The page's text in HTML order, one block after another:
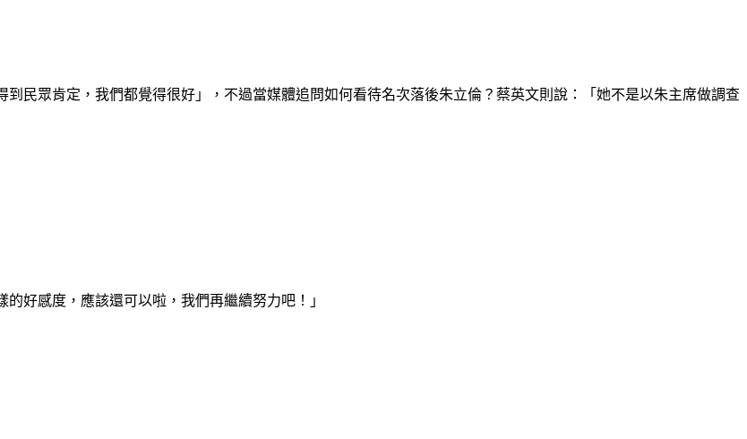
民眾肯定，我們都覺得很好」，不過當媒體追問如何看待名次落後朱立倫？蔡英文則說：「她不是以朱主席做調查
好感度，應該還可以啦，我們再繼續努力吧！」